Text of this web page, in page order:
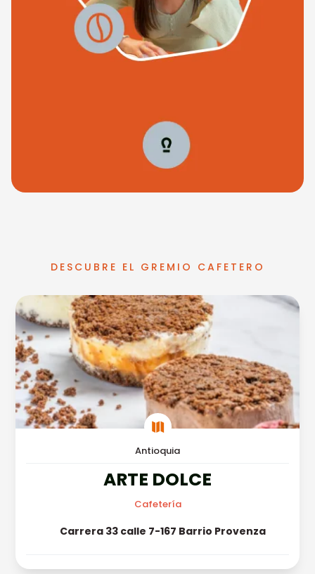
DESCUBRE EL GREMIO CAFETERO

Antioquia
ARTE DOLCE
Cafetería
Carrera 33 calle 7-167 Barrio Provenza